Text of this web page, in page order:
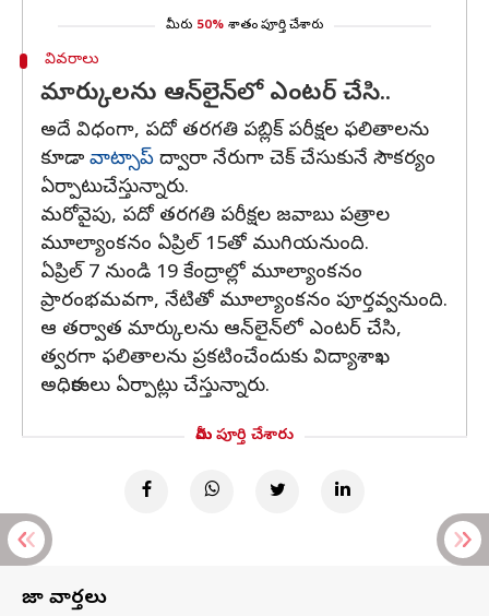
మీరు 50% శాతం పూర్తి చేశారు
వివరాలు
మార్కులను ఆన్‌లైన్‌లో ఎంటర్‌ చేసి..
అదే విధంగా, పదో తరగతి పబ్లిక్‌ పరీక్షల ఫలితాలను
కూడా వాట్సాప్‌ ద్వారా నేరుగా చెక్‌ చేసుకునే సౌకర్యం
ఏర్పాటుచేస్తున్నారు.
మరోవైపు, పదో తరగతి పరీక్షల జవాబు పత్రాల
మూల్యాంకనం ఏప్రిల్ 15తో ముగియనుంది.
ఏప్రిల్ 7 నుండి 19 కేంద్రాల్లో మూల్యాంకనం
ప్రారంభమవగా, నేటితో మూల్యాంకనం పూర్తవ్వనుంది.
ఆ తర్వాత మార్కులను ఆన్‌లైన్‌లో ఎంటర్‌ చేసి,
త్వరగా ఫలితాలను ప్రకటించేందుకు విద్యాశాఖ
అధికారులు ఏర్పాట్లు చేస్తున్నారు.
మీరు పూర్తి చేశారు
తాజా వార్తలు